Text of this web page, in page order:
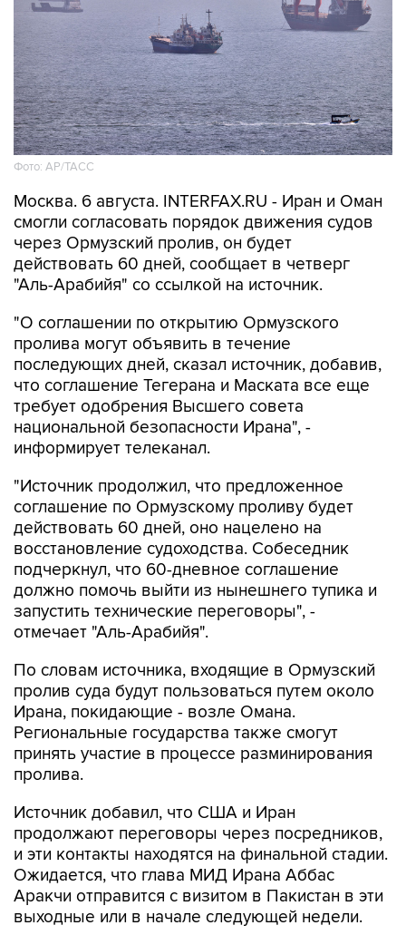
Фото: AP/ТАСС
Москва. 6 августа. INTERFAX.RU - Иран и Оман
смогли согласовать порядок движения судов
через Ормузский пролив, он будет
действовать 60 дней, сообщает в четверг
"Аль-Арабийя" со ссылкой на источник.
"О соглашении по открытию Ормузского
пролива могут объявить в течение
последующих дней, сказал источник, добавив,
что соглашение Тегерана и Маската все еще
требует одобрения Высшего совета
национальной безопасности Ирана", -
информирует телеканал.
"Источник продолжил, что предложенное
соглашение по Ормузскому проливу будет
действовать 60 дней, оно нацелено на
восстановление судоходства. Собеседник
подчеркнул, что 60-дневное соглашение
должно помочь выйти из нынешнего тупика и
запустить технические переговоры", -
отмечает "Аль-Арабийя".
По словам источника, входящие в Ормузский
пролив суда будут пользоваться путем около
Ирана, покидающие - возле Омана.
Региональные государства также смогут
принять участие в процессе разминирования
пролива.
Источник добавил, что США и Иран
продолжают переговоры через посредников,
и эти контакты находятся на финальной стадии.
Ожидается, что глава МИД Ирана Аббас
Аракчи отправится с визитом в Пакистан в эти
выходные или в начале следующей недели.